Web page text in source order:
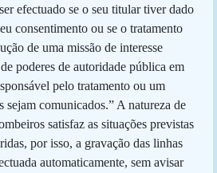
efectuado se o seu titular tiver dado
consentimento ou se o tratamento
de uma missão de interesse
poderes de autoridade pública em
pelo tratamento ou um
sejam comunicados.” A natureza de
satisfaz as situações previstas
por isso, a gravação das linhas
automaticamente, sem avisar